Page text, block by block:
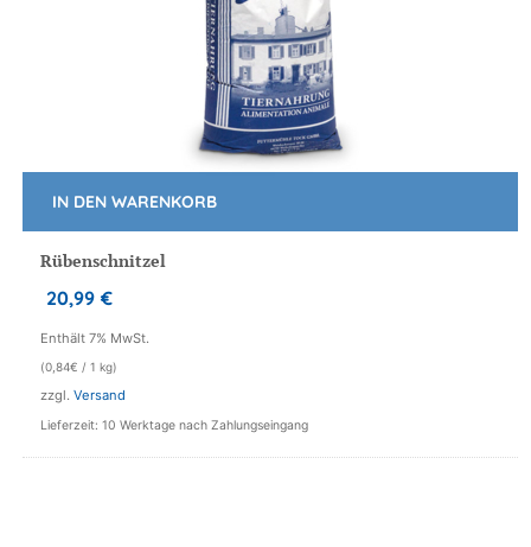
Rübenschnitzel
20,99 €
Enthält 7% MwSt.
(0,84€ / 1 kg)
zzgl.Versand
Lieferzeit: 10 Werktage nach Zahlungseingang
IN DEN WARENKORB